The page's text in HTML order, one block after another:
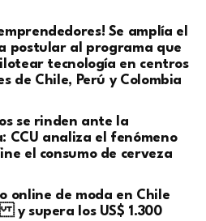
Se amplía el
postular al programa que
tecnología en centros
de Chile, Perú y Colombia
se rinden ante la
CCU analiza el fenómeno
el consumo de cerveza
online de moda en Chile
y supera los US$ 1.300